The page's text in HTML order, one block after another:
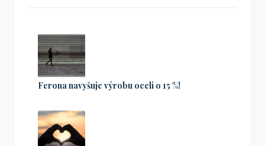
Ferona navyšuje výrobu oceli o 15 %!